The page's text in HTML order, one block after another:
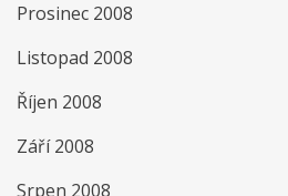
Prosinec 2008
Listopad 2008
Říjen 2008
Září 2008
Srpen 2008